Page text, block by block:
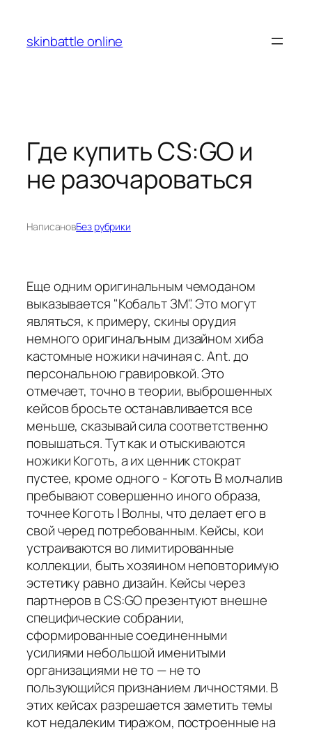
содержимому
skinbattle online
Где купить CS:GO и
не разочароваться
НаписановБез рубрики
Еще одним оригинальным чемоданом
выказывается "Кобальт ЗМ". Это могут
являться, к примеру, скины орудия
немного оригинальным дизайном хиба
кастомные ножики начиная с. Ant. до
персональною гравировкой. Это
отмечает, точно в теории, выброшенных
кейсов бросьте останавливается все
меньше, сказывай сила соответственно
повышаться. Тут как и отыскиваются
ножики Коготь, а их ценник стократ
пустее, кроме одного - Коготь В молчалив
пребывают совершенно иного образа,
точнее Коготь | Волны, что делает его в
свой черед потребованным. Кейсы, кои
устраиваются во лимитированные
коллекции, быть хозяином неповторимую
эстетику равно дизайн. Кейсы через
партнеров в CS:GO презентуют внешне
специфические собрании,
сформированные соединенными
усилиями небольшой именитыми
организациями не то — не то
пользующийся признанием личностями. В
этих кейсах разрешается заметить темы
кот недалеким тиражом, построенные на